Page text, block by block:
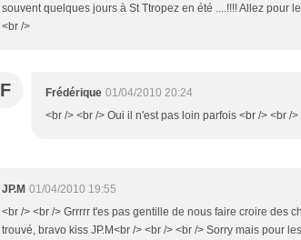
souvent quelques jours à St Ttropez en été ....!!!! Allez pour
<br />
F Frédérique 01/04/2010 20:24
<br /> <br /> Oui il n'est pas loin parfois <br /> <br />
JP.M 01/04/2010 19:55
<br /> <br /> Grrrrr t'es pas gentille de nous faire croire des
trouvé, bravo kiss JP.M<br /> <br /> <br /> Sorry mais pour